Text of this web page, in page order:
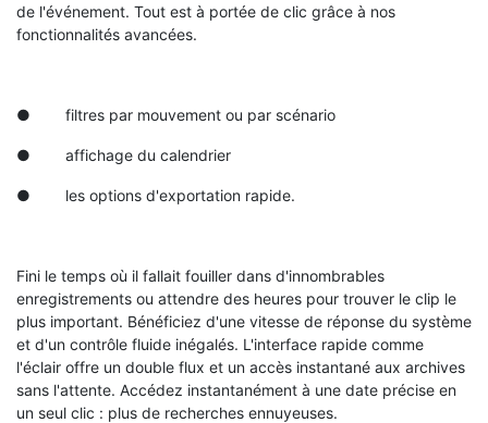
de l'événement. Tout est à portée de clic grâce à nos
fonctionnalités avancées.
● filtres par mouvement ou par scénario
● affichage du calendrier
● les options d'exportation rapide.
Fini le temps où il fallait fouiller dans d'innombrables
enregistrements ou attendre des heures pour trouver le clip le
plus important. Bénéficiez d'une vitesse de réponse du système
et d'un contrôle fluide inégalés. L'interface rapide comme
l'éclair offre un double flux et un accès instantané aux archives
sans l'attente. Accédez instantanément à une date précise en
un seul clic : plus de recherches ennuyeuses.